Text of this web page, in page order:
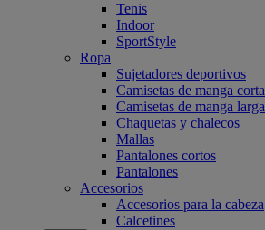
Tenis
Indoor
SportStyle
Ropa
Sujetadores deportivos
Camisetas de manga corta
Camisetas de manga larga
Chaquetas y chalecos
Mallas
Pantalones cortos
Pantalones
Accesorios
Accesorios para la cabeza
Calcetines